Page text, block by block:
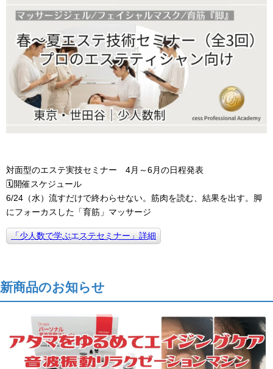
対面型のエステ実技セミナー 4月～6月の日程発表
🗓開催スケジュール
6/24（水）流すだけで終わらせない。筋肉を読む、結果を出す。脚
にフォーカスした「育筋」マッサージ
「少人数で学ぶエステセミナー」詳細
新商品のお知らせ